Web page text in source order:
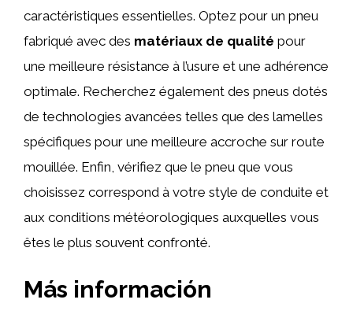
caractéristiques essentielles. Optez pour un pneu
fabriqué avec des matériaux de qualité pour
une meilleure résistance à l’usure et une adhérence
optimale. Recherchez également des pneus dotés
de technologies avancées telles que des lamelles
spécifiques pour une meilleure accroche sur route
mouillée. Enfin, vérifiez que le pneu que vous
choisissez correspond à votre style de conduite et
aux conditions météorologiques auxquelles vous
êtes le plus souvent confronté.
Más información